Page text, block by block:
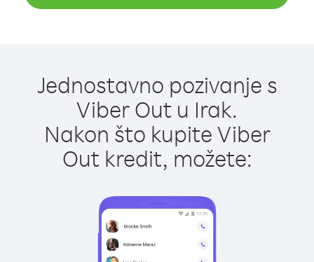
Jednostavno pozivanje s
Viber Out u Irak.
Nakon što kupite Viber
Out kredit, možete: